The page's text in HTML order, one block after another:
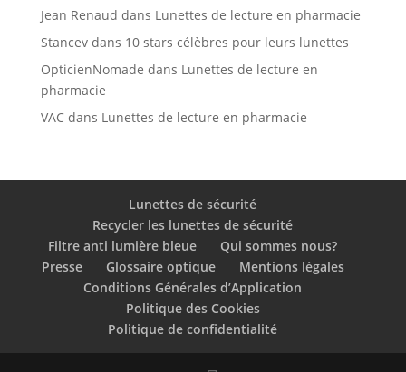
Jean Renaud dans Lunettes de lecture en pharmacie
Stancevdans 10 stars célèbres pour leurs lunettes
OpticienNomade dans Lunettes de lecture en
pharmacie
VACdans Lunettes de lecture en pharmacie
Lunettes de sécurité
Recycler les lunettes de sécurité
Filtre anti lumière bleue
Qui sommes nous?
Presse
Glossaire optique
Mentions légales
Conditions Générales d’Application
Politique des Cookies
Politique de confidentialité